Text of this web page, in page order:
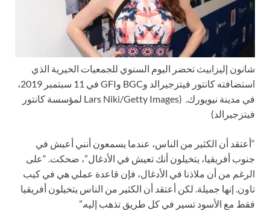
شانون إليزابيث تحضر اليوم السنوي للجمعيات الخيرية الذي
استضافته كانتور فيتزجيرالد وBGC وGFI في 11 سبتمبر 2019،
في مدينة نيويورك.
(Lars Niki/Getty Images لمؤسسة كانتور
فيتزجيرالد)
“أعتقد أن الكثير من الناس، عندما يسمعون أنني أعيش في
جنوب أفريقيا، يتخيلون أنك تعيش في الأدغال”، ضحكت. “على
الرغم من أن ملاذنا في الأدغال، فإن قاعدة عملي هي في كيب
تاون. إنها جميلة. لكن أعتقد أن الكثير من الناس يتخيلون أفريقيا
فقط مع الأسود تسير في كل طريق تذهب إليه.”